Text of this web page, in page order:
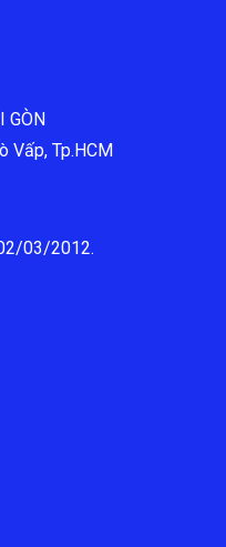
GÒN
Vấp, Tp.HCM
03/2012.